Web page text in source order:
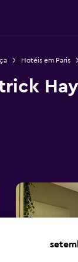
Hotéis em Paris